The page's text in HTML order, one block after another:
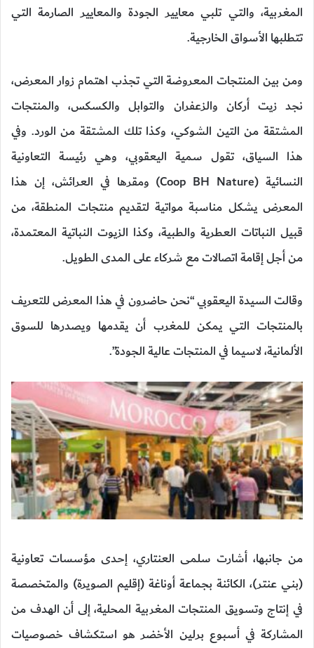
المغربية، والتي تلبي معايير الجودة والمعايير الصارمة التي
تتطلبها الأسواق الخارجية.
ومن بين المنتجات المعروضة التي تجذب اهتمام زوار المعرض،
نجد زيت أركان والزعفران والتوابل والكسكس، والمنتجات
المشتقة من التين الشوكي، وكذا تلك المشتقة من الورد. وفي
هذا السياق، تقول سمية اليعقوبي، وهي رئيسة التعاونية
النسائية (Coop BH Nature) ومقرها في العرائش، إن هذا
المعرض يشكل مناسبة مواتية لتقديم منتجات المنطقة، من
قبيل النباتات العطرية والطبية، وكذا الزيوت النباتية المعتمدة،
من أجل إقامة اتصالات مع شركاء على المدى الطويل.
وقالت السيدة اليعقوبي “نحن حاضرون في هذا المعرض للتعريف
بالمنتجات التي يمكن للمغرب أن يقدمها ويصدرها للسوق
الألمانية، لاسيما في المنتجات عالية الجودة”.
من جانبها، أشارت سلمى العنتاري، إحدى مؤسسات تعاونية
(بني عنتر)، الكائنة بجماعة أوناغة (إقليم الصويرة) والمتخصصة
في إنتاج وتسويق المنتجات المغربية المحلية، إلى أن الهدف من
المشاركة في أسبوع برلين الأخضر هو استكشاف خصوصيات